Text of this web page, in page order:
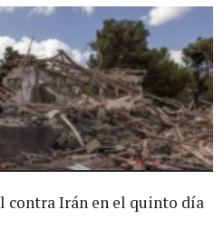
contra Irán en el quinto día